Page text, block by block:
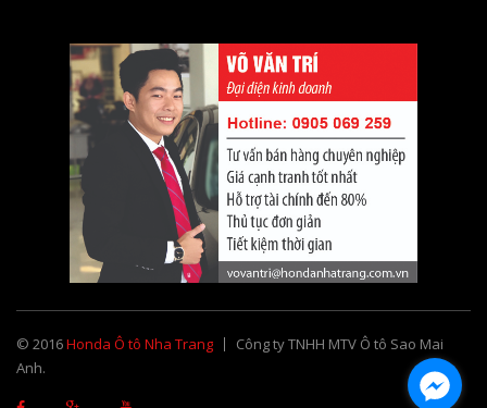
© 2016Honda Ô tô Nha Trang
Công ty TNHH MTV Ô tô Sao Mai
Anh.